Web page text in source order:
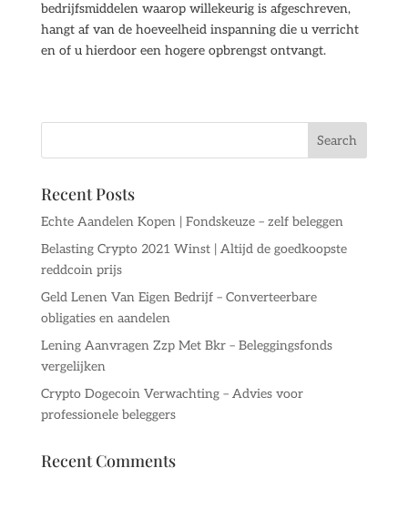
bedrijfsmiddelen waarop willekeurig is afgeschreven,
hangt af van de hoeveelheid inspanning die u verricht
en of u hierdoor een hogere opbrengst ontvangt.
Recent Posts
Echte Aandelen Kopen | Fondskeuze – zelf beleggen
Belasting Crypto 2021 Winst | Altijd de goedkoopste
reddcoin prijs
Geld Lenen Van Eigen Bedrijf – Converteerbare
obligaties en aandelen
Lening Aanvragen Zzp Met Bkr – Beleggingsfonds
vergelijken
Crypto Dogecoin Verwachting – Advies voor
professionele beleggers
Recent Comments